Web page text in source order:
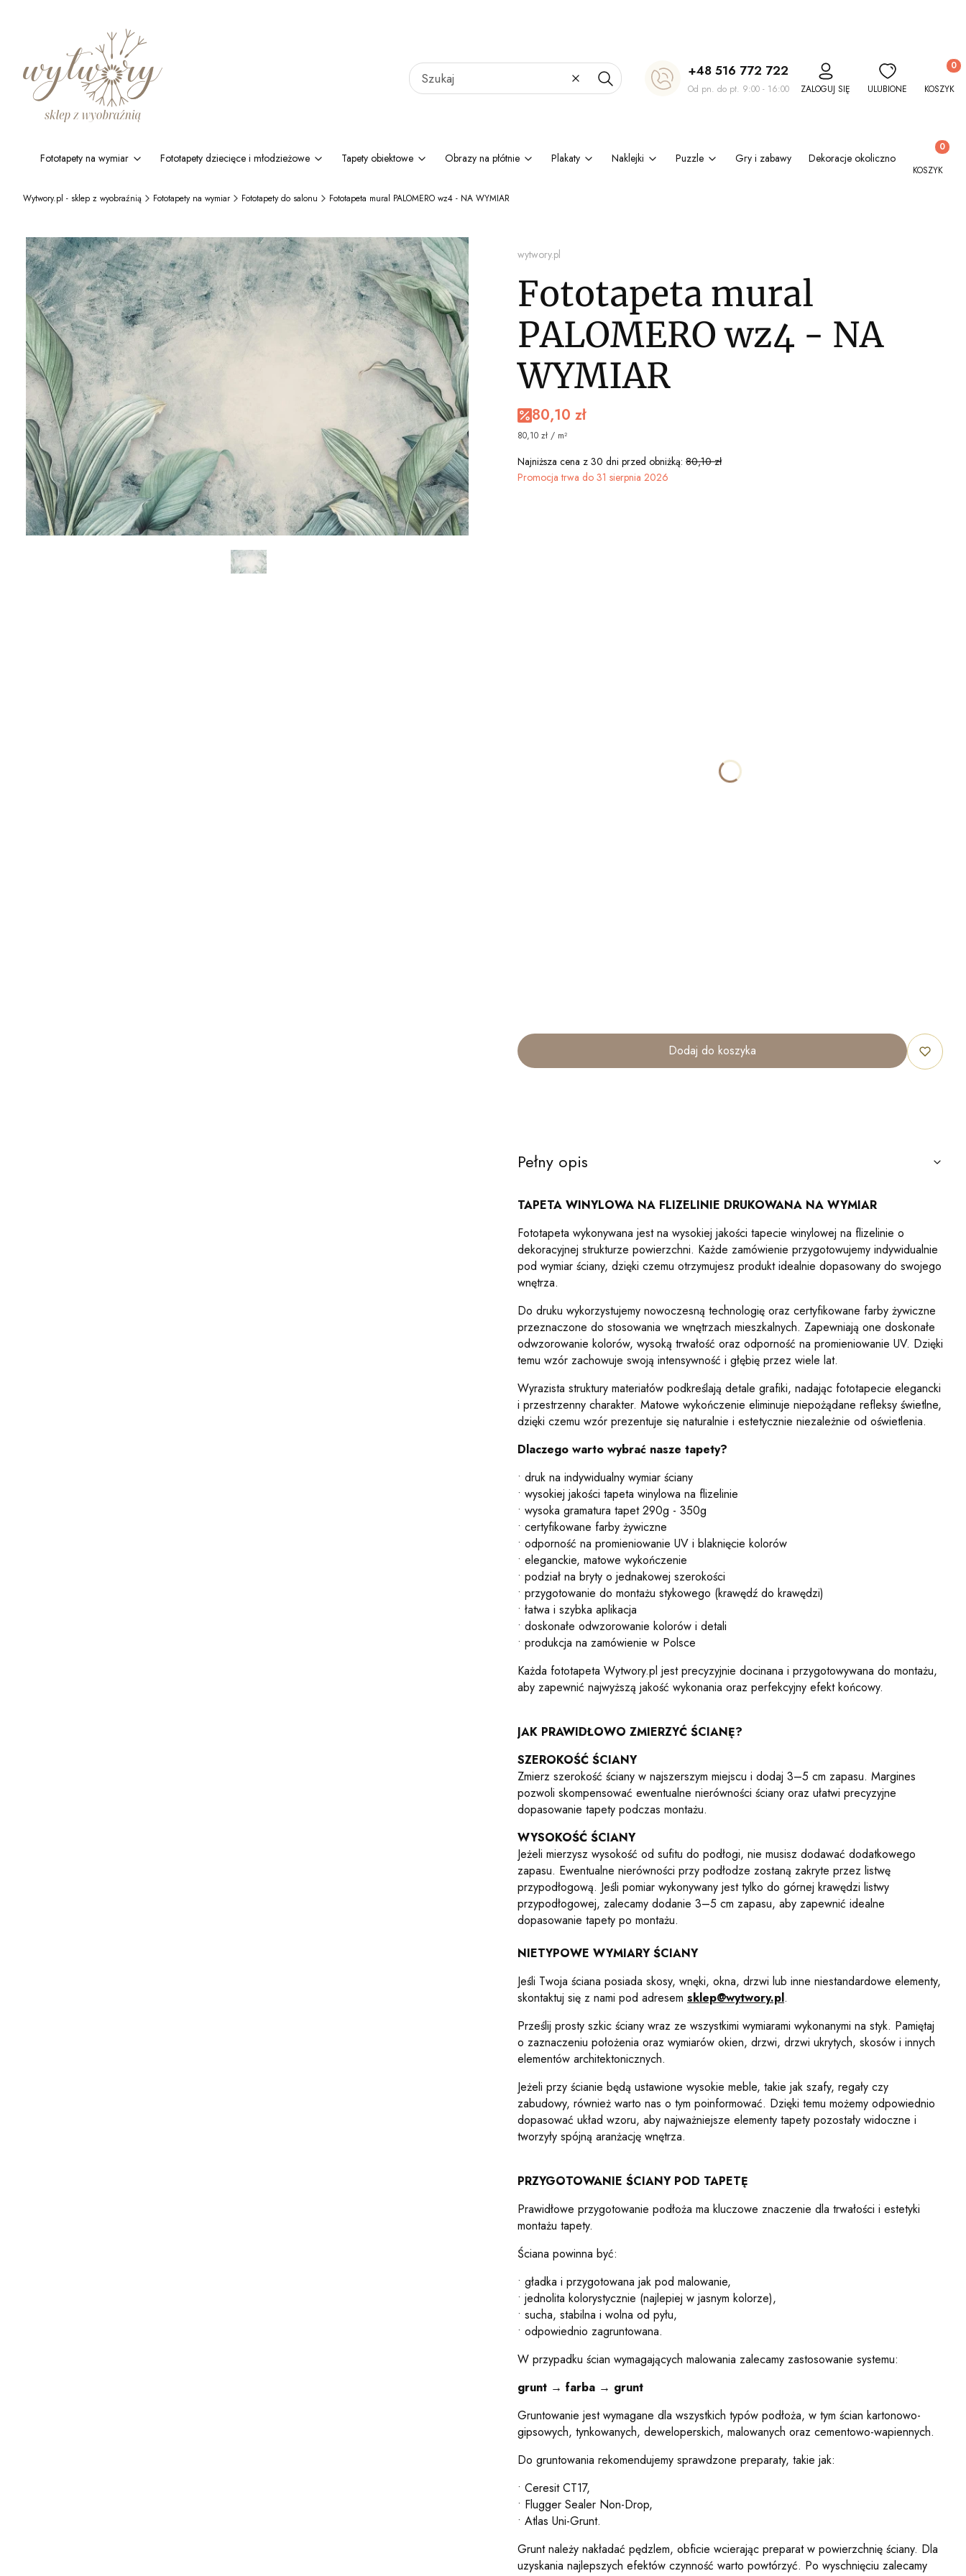
WyczyśćSzukaj
+48 516 772 722
Od pn. do pt. 9:00 - 16:00 ZALOGUJ SIĘ ULUBIONE KOSZYK
Fototapety na wymiar Fototapety dziecięce i młodzieżowe Tapety obiektowe Obrazy na płótnie Plakaty Naklejki Puzzle Gry i zabawy Dekoracje okolicznościowe
Produkty
KOSZYK
Wytwory.pl - sklep z wyobraźnią Fototapety na wymiar Fototapety do salonu Fototapeta mural PALOMERO wz4 - NA WYMIAR
wytwory.pl
Fototapeta mural
PALOMERO wz4 - NA
WYMIAR
80,10 zł
80,10 zł / m²
Najniższa cena z 30 dni przed obniżką: 80,10 zł
Promocja trwa do 31 sierpnia 2026
Dodaj do koszyka
Pełny opis
TAPETA WINYLOWA NA FLIZELINIE DRUKOWANA NA WYMIAR
Fototapeta wykonywana jest na wysokiej jakości tapecie winylowej na flizelinie o
dekoracyjnej strukturze powierzchni. Każde zamówienie przygotowujemy indywidualnie
pod wymiar ściany, dzięki czemu otrzymujesz produkt idealnie dopasowany do swojego
wnętrza.
Do druku wykorzystujemy nowoczesną technologię oraz certyfikowane farby żywiczne
przeznaczone do stosowania we wnętrzach mieszkalnych. Zapewniają one doskonałe
odwzorowanie kolorów, wysoką trwałość oraz odporność na promieniowanie UV. Dzięki
temu wzór zachowuje swoją intensywność i głębię przez wiele lat.
Wyrazista struktury materiałów podkreślają detale grafiki, nadając fototapecie elegancki
i przestrzenny charakter. Matowe wykończenie eliminuje niepożądane refleksy świetlne,
dzięki czemu wzór prezentuje się naturalnie i estetycznie niezależnie od oświetlenia.
Dlaczego warto wybrać nasze tapety?
• druk na indywidualny wymiar ściany
• wysokiej jakości tapeta winylowa na flizelinie
• wysoka gramatura tapet 290g - 350g
• certyfikowane farby żywiczne
• odporność na promieniowanie UV i blaknięcie kolorów
• eleganckie, matowe wykończenie
• podział na bryty o jednakowej szerokości
• przygotowanie do montażu stykowego (krawędź do krawędzi)
• łatwa i szybka aplikacja
• doskonałe odwzorowanie kolorów i detali
• produkcja na zamówienie w Polsce
Każda fototapeta Wytwory.pl jest precyzyjnie docinana i przygotowywana do montażu,
aby zapewnić najwyższą jakość wykonania oraz perfekcyjny efekt końcowy.
JAK PRAWIDŁOWO ZMIERZYĆ ŚCIANĘ?
SZEROKOŚĆ ŚCIANY
Zmierz szerokość ściany w najszerszym miejscu i dodaj 3–5 cm zapasu. Margines
pozwoli skompensować ewentualne nierówności ściany oraz ułatwi precyzyjne
dopasowanie tapety podczas montażu.
WYSOKOŚĆ ŚCIANY
Jeżeli mierzysz wysokość od sufitu do podłogi, nie musisz dodawać dodatkowego
zapasu. Ewentualne nierówności przy podłodze zostaną zakryte przez listwę
przypodłogową. Jeśli pomiar wykonywany jest tylko do górnej krawędzi listwy
przypodłogowej, zalecamy dodanie 3–5 cm zapasu, aby zapewnić idealne
dopasowanie tapety po montażu.
NIETYPOWE WYMIARY ŚCIANY
Jeśli Twoja ściana posiada skosy, wnęki, okna, drzwi lub inne niestandardowe elementy,
skontaktuj się z nami pod adresem sklep@wytwory.pl.
Prześlij prosty szkic ściany wraz ze wszystkimi wymiarami wykonanymi na styk. Pamiętaj
o zaznaczeniu położenia oraz wymiarów okien, drzwi, drzwi ukrytych, skosów i innych
elementów architektonicznych.
Jeżeli przy ścianie będą ustawione wysokie meble, takie jak szafy, regały czy
zabudowy, również warto nas o tym poinformować. Dzięki temu możemy odpowiednio
dopasować układ wzoru, aby najważniejsze elementy tapety pozostały widoczne i
tworzyły spójną aranżację wnętrza.
PRZYGOTOWANIE ŚCIANY POD TAPETĘ
Prawidłowe przygotowanie podłoża ma kluczowe znaczenie dla trwałości i estetyki
montażu tapety.
Ściana powinna być:
• gładka i przygotowana jak pod malowanie,
• jednolita kolorystycznie (najlepiej w jasnym kolorze),
• sucha, stabilna i wolna od pyłu,
• odpowiednio zagruntowana.
W przypadku ścian wymagających malowania zalecamy zastosowanie systemu:
grunt → farba → grunt
Gruntowanie jest wymagane dla wszystkich typów podłoża, w tym ścian kartonowo-
gipsowych, tynkowanych, deweloperskich, malowanych oraz cementowo-wapiennych.
Do gruntowania rekomendujemy sprawdzone preparaty, takie jak:
• Ceresit CT17,
• Flugger Sealer Non-Drop,
• Atlas Uni-Grunt.
Grunt należy nakładać pędzlem, obficie wcierając preparat w powierzchnię ściany. Dla
uzyskania najlepszych efektów czynność warto powtórzyć. Po wyschnięciu zalecamy